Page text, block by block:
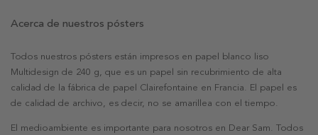
Acerca de nuestros pósters
Todos nuestros pósters están impresos en papel blanco liso
Multidesign de 240 g, que es un papel sin recubrimiento de alta
calidad de la fábrica de papel Clairefontaine en Francia. El papel es
de calidad de archivo, es decir, no se amarillea con el tiempo.
El medioambiente es importante para nosotros en Dear Sam. Todos